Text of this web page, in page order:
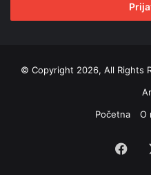
© Copyright 2026, All Rights
Početna
O